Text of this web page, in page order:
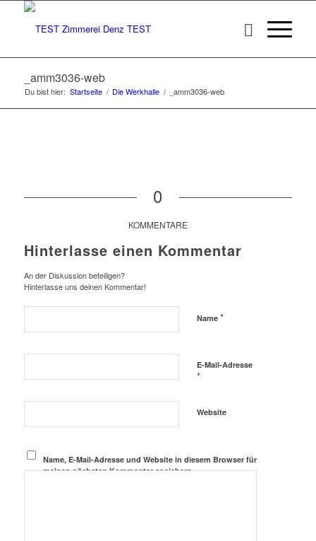
_amm3036-web
Du bist hier: Startseite / Die Werkhalle / _amm3036-web
0
KOMMENTARE
Hinterlasse einen Kommentar
An der Diskussion beteiligen?
Hinterlasse uns deinen Kommentar!
Name *
E-Mail-Adresse
*
Website
Name, E-Mail-Adresse und Website in diesem Browser für
meinen nächsten Kommentar speichern.